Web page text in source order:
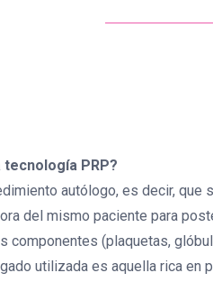
tecnología PRP?
autólogo, es decir, que
del mismo paciente para
componentes (plaquetas,
utilizada es aquella rica en